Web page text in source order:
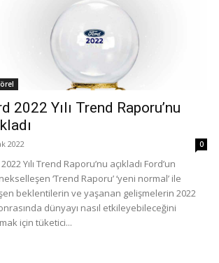
2022 Yılı Trend Raporu’nu
2022 0
Yılı Trend Raporu’nu açıkladı Ford’un
‘Trend Raporu’ ‘yeni normal’ ile
beklentilerin ve yaşanan gelişmelerin 2022
dünyayı nasıl etkileyebileceğini
için tüketici...